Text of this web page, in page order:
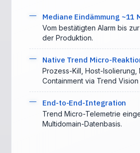
Mediane Eindämmung ~11
Vom bestätigten Alarm bis
der Produktion.
Native Trend Micro-
Prozess-Kill, Host-Isolierung,
Containment via Trend Vision
End-to-End-Integration
Trend Micro-Telemetrie
Multidomain-Datenbasis.